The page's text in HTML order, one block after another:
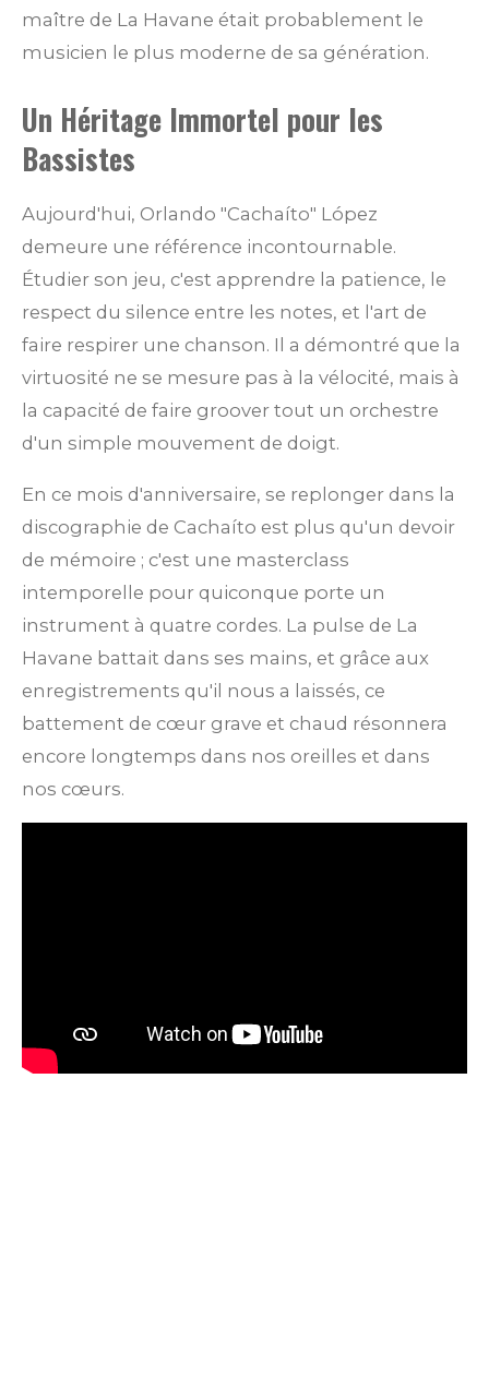
maître de La Havane était probablement le
musicien le plus moderne de sa génération.
Un Héritage Immortel pour les
Bassistes
Aujourd'hui, Orlando "Cachaíto" López
demeure une référence incontournable.
Étudier son jeu, c'est apprendre la patience, le
respect du silence entre les notes, et l'art de
faire respirer une chanson. Il a démontré que la
virtuosité ne se mesure pas à la vélocité, mais à
la capacité de faire groover tout un orchestre
d'un simple mouvement de doigt.
En ce mois d'anniversaire, se replonger dans la
discographie de Cachaíto est plus qu'un devoir
de mémoire ; c'est une masterclass
intemporelle pour quiconque porte un
instrument à quatre cordes. La pulse de La
Havane battait dans ses mains, et grâce aux
enregistrements qu'il nous a laissés, ce
battement de cœur grave et chaud résonnera
encore longtemps dans nos oreilles et dans
nos cœurs.